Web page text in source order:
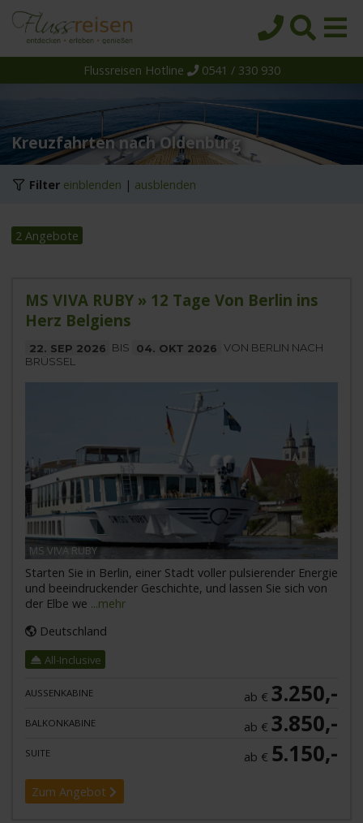
Reiseziele
Themen
Reedereien
Schiffe
Suche
Flussreisen Hotline 0541 / 330 930
Kreuzfahrten nach Oldenburg
Filter einblenden | ausblenden
2 Angebote
MS VIVA RUBY » 12 Tage Von Berlin ins
Herz Belgiens
22. SEP 2026 BIS 04. OKT 2026 VON BERLIN NACH
BRÜSSEL
MS VIVA RUBY
Starten Sie in Berlin, einer Stadt voller pulsierender Energie
und beeindruckender Geschichte, und lassen Sie sich von
der Elbe we ...mehr
Deutschland
All-Inclusive
AUSSENKABINE ab €3.250,-
BALKONKABINE ab €3.850,-
SUITE ab € 5.150,-
Zum Angebot